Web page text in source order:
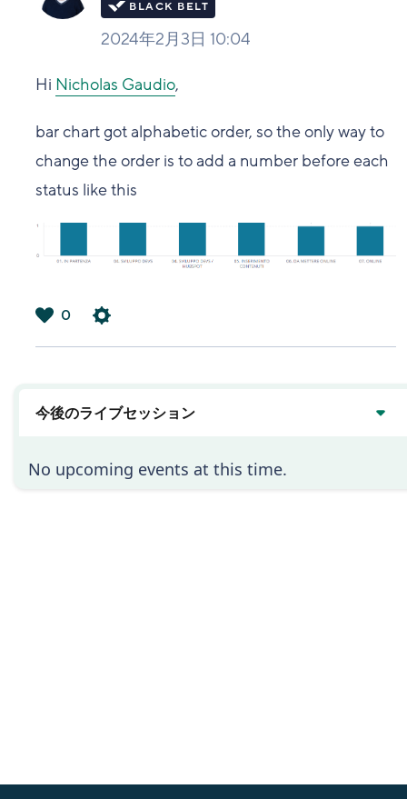
2024年2月3日 10:04
Hi Nicholas Gaudio,
bar chart got alphabetic order, so the only way to
change the order is to add a number before each
status like this
0
今後のライブセッション
No upcoming events at this time.